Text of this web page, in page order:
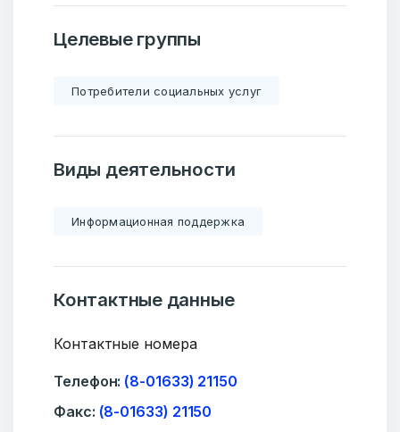
Целевые группы
Потребители социальных услуг
Виды деятельности
Информационная поддержка
Контактные данные
Контактные номера
Телефон: (8-01633) 21150
Факс: (8-01633) 21150